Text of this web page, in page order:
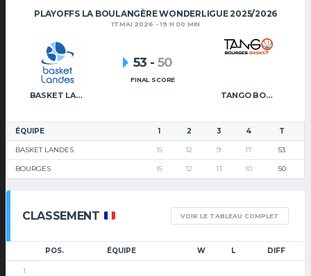
PLAYOFFS LA BOULANGÈRE WONDERLIGUE 2025/2026
17 MAI 2026 - 19 H 00 MIN
BASKET LANDES TANGO BOURGES BASKET
53 - 50
FINAL SCORE
ÉQUIPE 1 2 3 4 T
BASKET LANDES 15 12 9 17 53
BOURGES 15 12 13 10 50
CLASSEMENT VOIR LE TABLEAU COMPLET
POS. ÉQUIPE W L DIFF
1